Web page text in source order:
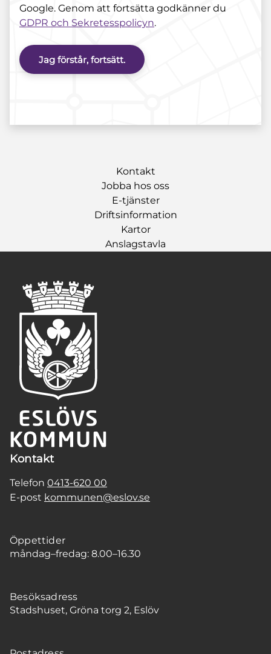
Google. Genom att fortsätta godkänner du
GDPR och Sekretesspolicyn.
Jag förstår, fortsätt.
Kontakt
Jobba hos oss
E-tjänster
Driftsinformation
Kartor
Anslagstavla
Kontakt
Telefon 0413-620 00
E-post kommunen@eslov.se
Öppettider
måndag–fredag: 8.00–16.30
Besöksadress
Stadshuset, Gröna torg 2, Eslöv